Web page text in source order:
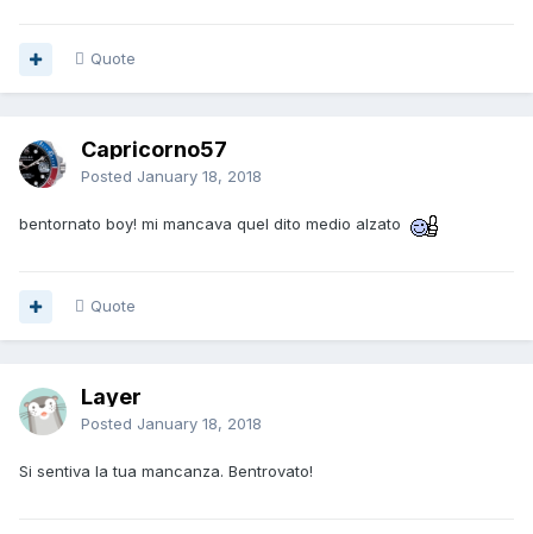
Quote
Capricorno57
Posted January 18, 2018
bentornato boy! mi mancava quel dito medio alzato
Quote
Layer
Posted January 18, 2018
Si sentiva la tua mancanza. Bentrovato!